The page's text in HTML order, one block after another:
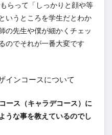
らって「しっかりと顔や等
いうところを学生だとわか
の先生や僕が細かくチェッ
のでそれが一番大変です
コースについて
ース（キャラデコース）に
うな事を教えているのでし